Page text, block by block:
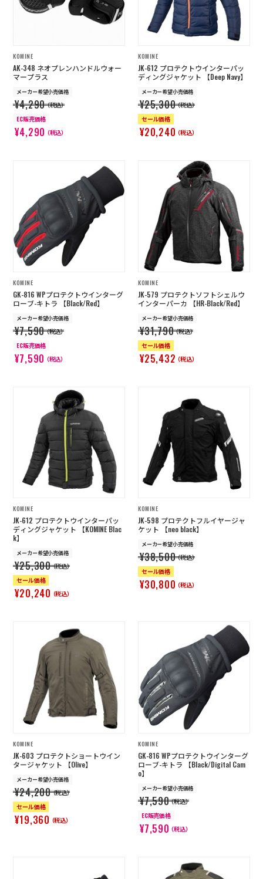
KOMINE
AK-348 ネオプレンハンドルウォー
マープラス
メーカー希望小売価格
¥4,290（税込）
EC販売価格
¥4,290（税込）
KOMINE
JK-612 プロテクトウインターパッ
ディングジャケット 【Deep Navy】
メーカー希望小売価格
¥25,300（税込）
セール価格
¥20,240（税込）
KOMINE
GK-816 WPプロテクトウインターグ
ローブ-キトラ 【Black/Red】
メーカー希望小売価格
¥7,590（税込）
EC販売価格
¥7,590（税込）
KOMINE
JK-579 プロテクトソフトシェルウ
インターパーカ 【HR-Black/Red】
メーカー希望小売価格
¥31,790（税込）
セール価格
¥25,432（税込）
KOMINE
JK-612 プロテクトウインターパッ
ディングジャケット 【KOMINE Blac
k】
メーカー希望小売価格
¥25,300（税込）
セール価格
¥20,240（税込）
KOMINE
JK-598 プロテクトフルイヤージャ
ケット 【neo black】
メーカー希望小売価格
¥38,500（税込）
セール価格
¥30,800（税込）
KOMINE
JK-603 プロテクトショートウイン
タージャケット 【Olive】
メーカー希望小売価格
¥24,200（税込）
セール価格
¥19,360（税込）
KOMINE
GK-816 WPプロテクトウインターグ
ローブ-キトラ 【Black/Digital Cam
o】
メーカー希望小売価格
¥7,590（税込）
EC販売価格
¥7,590（税込）